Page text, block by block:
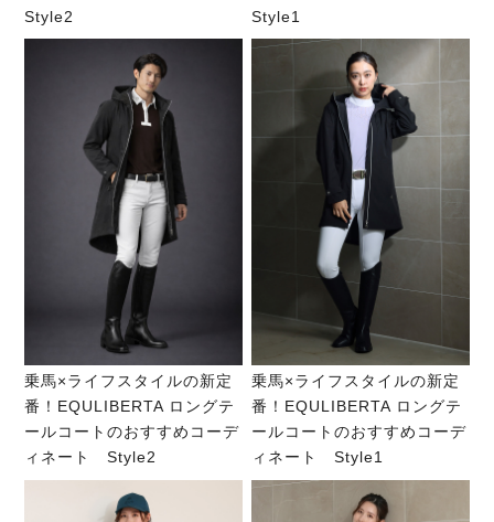
Style2
Style1
乗馬×ライフスタイルの新定
番！EQULIBERTA ロングテ
ールコートのおすすめコーデ
ィネート Style2
乗馬×ライフスタイルの新定
番！EQULIBERTA ロングテ
ールコートのおすすめコーデ
ィネート Style1